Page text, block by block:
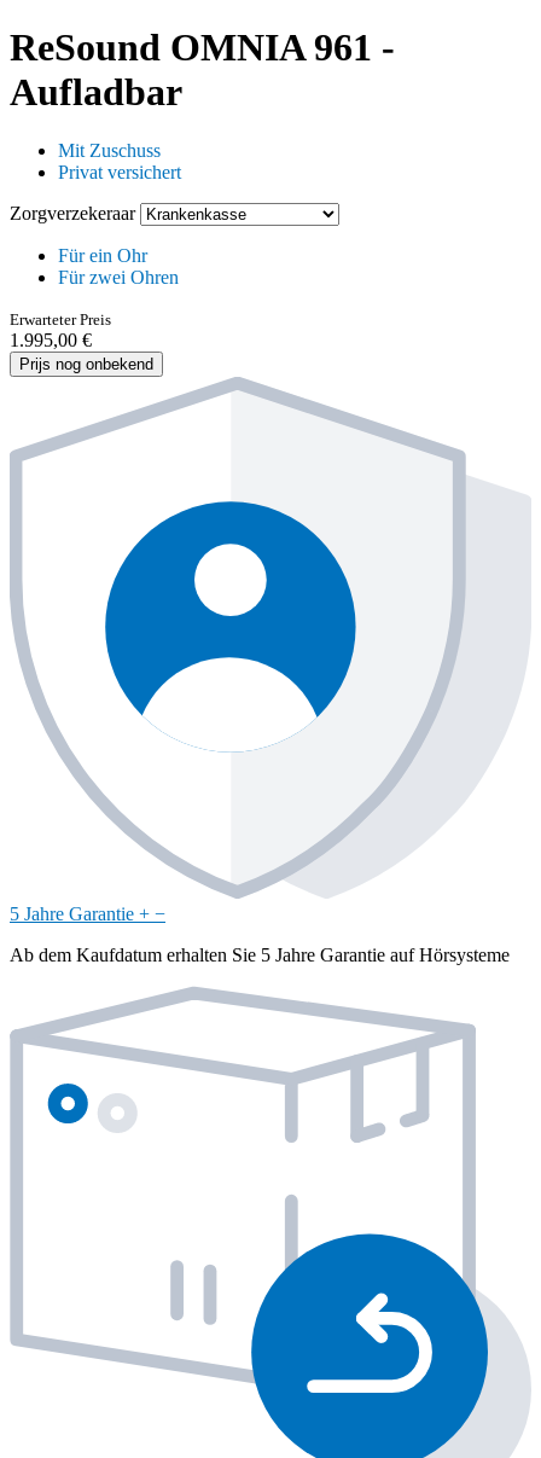
ReSound OMNIA 961 -
Aufladbar
Mit Zuschuss
Privat versichert
Zorgverzekeraar
Für ein Ohr
Für zwei Ohren
Erwarteter Preis
1.995,00 €
Prijs nog onbekend
5 Jahre Garantie + −
Ab dem Kaufdatum erhalten Sie 5 Jahre Garantie auf Hörsysteme